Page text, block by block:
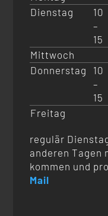
Dienstag
10
–
15
Mittwoch
Donnerstag
10
–
15
Freitag
regulär
anderen Tagen
kommen und
Mail